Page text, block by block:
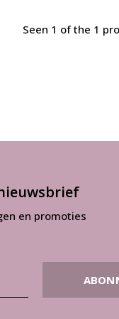
Seen 1 of the 1
en promoties